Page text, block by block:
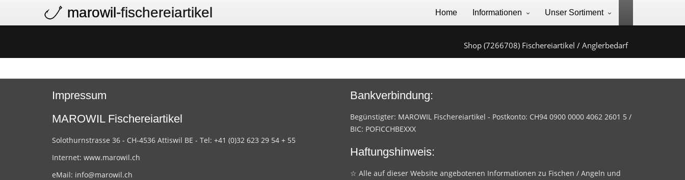
marowil-fischereiartikel Home Informationen Unser Sortiment
Shop (7266708) Fischereiartikel / Anglerbedarf
Impressum
MAROWIL Fischereiartikel
Solothurnstrasse 36 - CH-4536 Attiswil BE - Tel: +41 (0)32 623 29 54 + 55
Internet: www.marowil.ch
eMail: info@marowil.ch
Bankverbindung:
Begünstigter: MAROWIL Fischereiartikel - Postkonto: CH94 0900 0000 4062 2601 5 /
BIC: POFICCHBEXXX
Haftungshinweis:
☆ Alle auf dieser Website angebotenen Informationen zu Fischen / Angeln und